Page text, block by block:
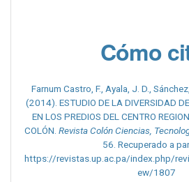
Cómo
Farnum Castro, F., Ayala, J. D.,
(2014). ESTUDIO DE LA DIVERSIDAD
EN LOS PREDIOS DEL CENTRO
COLÓN. Revista Colón Ciencias,
56. Recuperado a
https://revistas.up.ac.pa/index.php/
ew/1807